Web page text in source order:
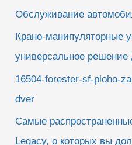
Обслуживание
Крано-манипуляторные
универсальное решение
16504-forester-sf-ploho-
dver
Самые
Legacy, о которых вы